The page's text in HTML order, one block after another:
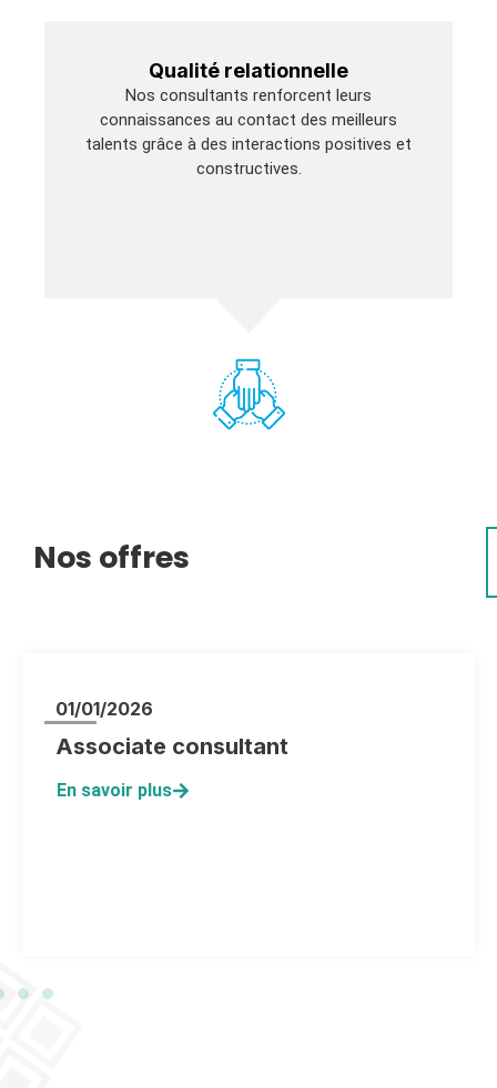
Qualité relationnelle
Nos consultants renforcent leurs
connaissances au contact des meilleurs
talents grâce à des interactions positives et
constructives.
Nos offres
01/01/2026
Associate consultant
En savoir plus